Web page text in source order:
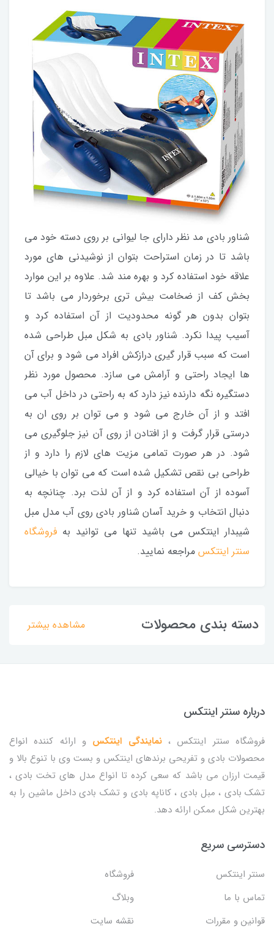
شناور بادی مد نظر دارای جا لیوانی بر روی دسته خود می
باشد تا در زمان استراحت بتوان از نوشیدنی های مورد
علاقه خود استفاده کرد و بهره مند شد. علاوه بر این موارد
بخش کف از ضخامت بیش تری برخوردار می باشد تا
بتوان بدون هر گونه محدودیت از آن استفاده کرد و
آسیب پیدا نکرد. شناور بادی به شکل مبل طراحی شده
است که سبب قرار گیری درازکش افراد می شود و برای آن
ها ایجاد راحتی و آرامش می سازد. محصول مورد نظر
دستگیره نگه دارنده نیز دارد که به راحتی در داخل آب می
افتد و از آن خارج می شود و می توان بر روی ان به
درستی قرار گرفت و از افتادن از روی آن نیز جلوگیری می
شود. در هر صورت تمامی مزیت های لازم را دارد و از
طراحی بی نقص تشکیل شده است که می توان با خیالی
آسوده از آن استفاده کرد و از آن لذت برد. چنانچه به
دنبال انتخاب و خرید آسان شناور بادی روی آب مدل مبل
شیبدار اینتکس می باشید تنها می توانید به فروشگاه
سنتر اینتکس مراجعه نمایید.
دسته بندی محصولات مشاهده بیشتر
درباره سنتر اینتکس
فروشگاه سنتر اینتکس ،نمایندگی اینتکس و ارائه کننده انواع
محصولات بادی و تفریحی برندهای اینتکس و بست وی با تنوع بالا و
قیمت ارزان می باشد که سعی کرده تا انواع مدل های تخت بادی ،
تشک بادی ، مبل بادی ، کاناپه بادی و تشک بادی داخل ماشین را به
بهترین شکل ممکن ارائه دهد.
دسترسی سریع
سنتر اینتکس
فروشگاه
تماس با ما
وبلاگ
قوانین و مقررات
نقشه سایت